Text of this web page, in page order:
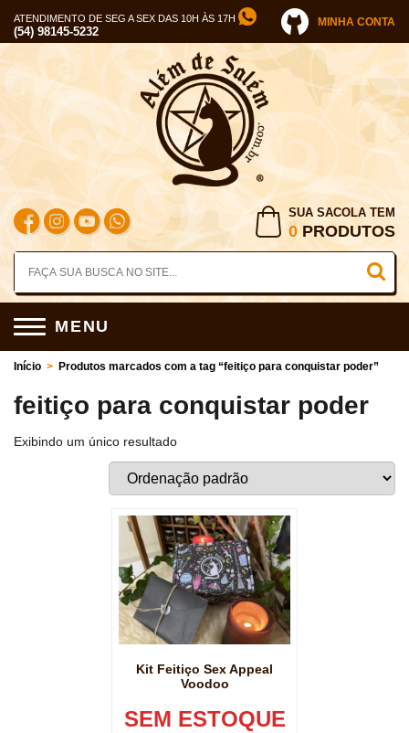
ATENDIMENTO DE SEG A SEX DAS 10H ÀS 17H
(54) 98145-5232
MINHA CONTA
SUA SACOLA TEM
0 PRODUTOS
MENU
Início > Produtos marcados com a tag “feitiço para conquistar poder”
feitiço para conquistar poder
Exibindo um único resultado
Kit Feitiço Sex Appeal
Voodoo
SEM ESTOQUE